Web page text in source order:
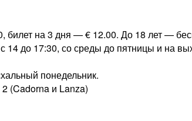
билет на 3 дня — € 12.00. До 18 лет —
14 до 17:30, со среды до пятницы и на
понедельник.
(Cadorna и Lanza)